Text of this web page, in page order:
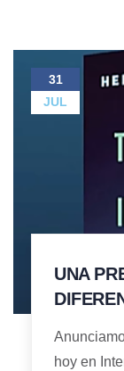
31
JUL
UNA
hoy en